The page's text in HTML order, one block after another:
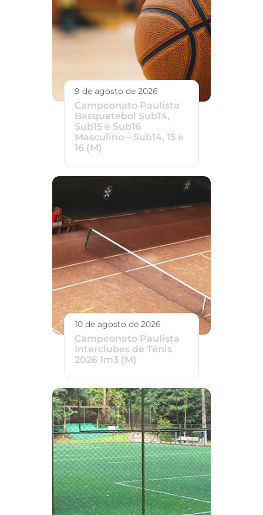
9 de agosto de 2026
Campeonato Paulista
Basquetebol Sub14,
Sub15 e Sub16
Masculino – Sub14, 15 e
16 (M)
10 de agosto de 2026
Campeonato Paulista
Interclubes de Tênis
2026 1m3 (M)